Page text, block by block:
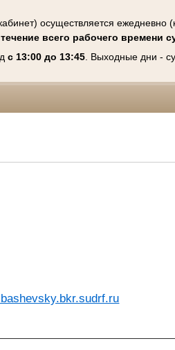
осуществляется
течение всего рабочего времени
с 13:00 до 13:45. Выходные дни -